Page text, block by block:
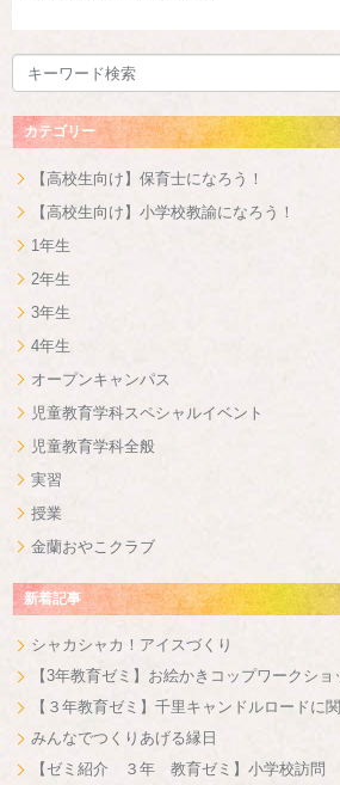
カテゴリー
【高校生向け】保育士になろう！
【高校生向け】小学校教諭になろう！
1年生
2年生
3年生
4年生
オープンキャンパス
児童教育学科スペシャルイベント
児童教育学科全般
実習
授業
金蘭おやこクラブ
新着記事
シャカシャカ！アイスづくり
【3年教育ゼミ】お絵かきコップワークシ
【３年教育ゼミ】千里キャンドルロードに
みんなでつくりあげる縁日
【ゼミ紹介 ３年 教育ゼミ】小学校訪問